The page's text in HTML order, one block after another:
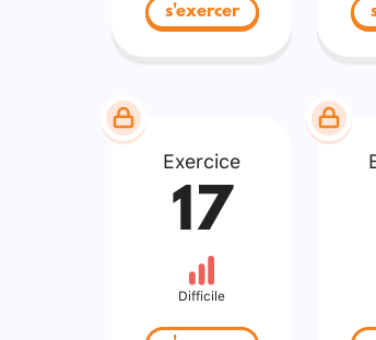
s'exercer
Exercice
17
Difficile